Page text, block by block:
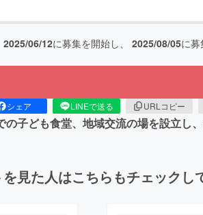
2025/06/12に募集を開始し、 2025/08/05に
シェア LINEで送る URLコピー
の子ども食堂、地域交流の場を設立し
見た人はこちらもチェックし